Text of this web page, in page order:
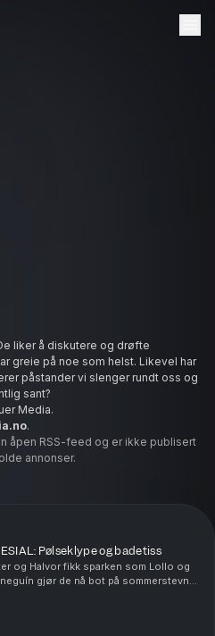
liker å diskutere og drøfte
greie på noe som helst. Likevel har
påstander vi slenger rundt oss og
sant?
Media.
.
åpen RSS-feed og er ikke publisert
annonser.
Pølseklype og badetiss
de nå bot på sommerstevne
sommerspesialen før